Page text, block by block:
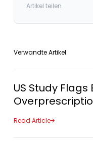
Artikel teilen
Verwandte Artikel
US Study
Read Article